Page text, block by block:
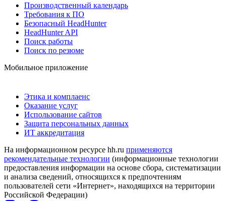
Производственный календарь
Требования к ПО
Безопасный HeadHunter
HeadHunter API
Поиск работы
Поиск по резюме
Мобильное приложение
Этика и комплаенс
Оказание услуг
Использование сайтов
Защита персональных данных
ИТ аккредитация
На информационном ресурсе hh.ru применяются
рекомендательные технологии (информационные технологии
предоставления информации на основе сбора, систематизации
и анализа сведений, относящихся к предпочтениям
пользователей сети «Интернет», находящихся на территории
Российской Федерации)